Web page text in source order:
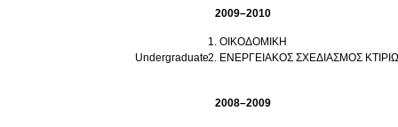
2009–2010
Undergraduate
ΟΙΚΟΔΟΜΙΚΗ
ΕΝΕΡΓΕΙΑΚΟΣ ΣΧΕΔΙΑΣΜΟΣ
2008–2009